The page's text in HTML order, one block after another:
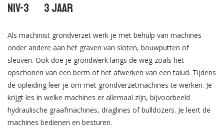
Niv-3 3 jaar
Als machinist grondverzet werk je met behulp van machines
onder andere aan het graven van sloten, bouwputten of
sleuven. Ook doe je grondwerk langs de weg zoals het
opschonen van een berm of het afwerken van een talud. Tijdens
de opleiding leer je om met grondverzetmachines te werken. Je
krijgt les in welke machines er allemaal zijn, bijvoorbeeld
hydraulische graafmachines, draglines of bulldozers. Je leert de
machines bedienen en besturen.